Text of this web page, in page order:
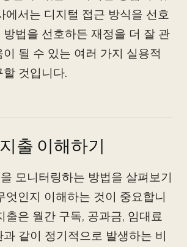
에서는 디지털 접근 방식을 선호
법을 선호하든 재정을 더 잘 관
될 수 있는 여러 가지 실용적
것입니다.
출 이해하기
모니터링하는 방법을 살펴보기
엇인지 이해하는 것이 중요합니
출은 월간 구독, 공과금, 임대료
같이 정기적으로 발생하는 비